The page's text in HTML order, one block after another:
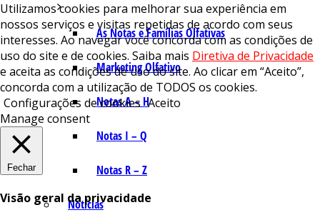
As Notas e Famílias Olfativas
Marketing Olfativo
Notas A – H
Notas I – Q
Notas R – Z
Notícias
Utilizamos cookies para melhorar sua experiência em
nossos serviços e visitas repetidas de acordo com seus
interesses. Ao navegar você concorda com as condições de
uso do site e de cookies. Saiba mais Diretiva de Privacidade
e aceita as condições de uso do site. Ao clicar em “Aceito”,
concorda com a utilização de TODOS os cookies.
Configurações de cookies Aceito
Manage consent
Fechar
Visão geral da privacidade